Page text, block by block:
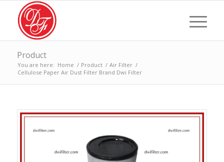
Product
You are here: Home / Product / Air Filter /
Cellulose Paper Air Dust Filter Brand Dwi Filter